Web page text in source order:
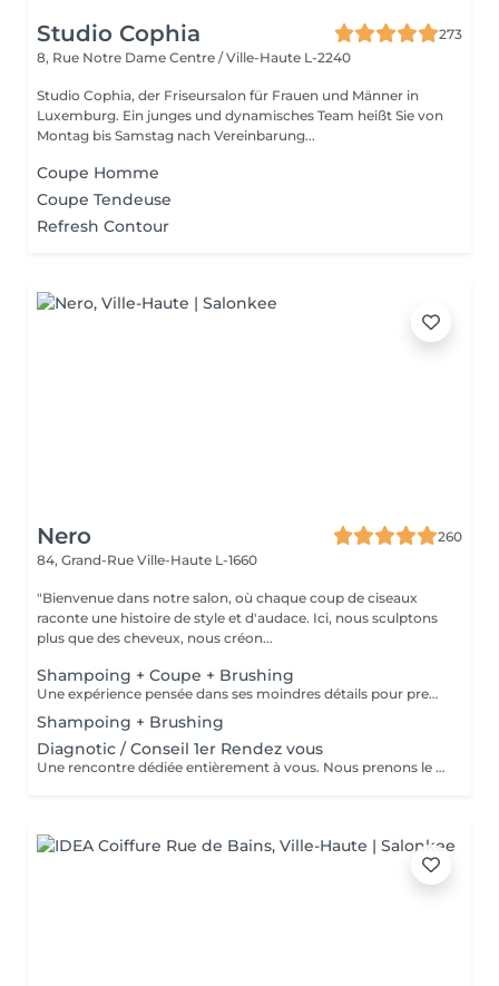
Studio Cophia
273
8, Rue Notre Dame Centre / Ville-Haute L-2240
Studio Cophia, der Friseursalon für Frauen und Männer in
Luxemburg. Ein junges und dynamisches Team heißt Sie von
Montag bis Samstag nach Vereinbarung...
Coupe Homme
Coupe Tendeuse
Refresh Contour
Nero
260
84, Grand-Rue Ville-Haute L-1660
"Bienvenue dans notre salon, où chaque coup de ciseaux
raconte une histoire de style et d'audace. Ici, nous sculptons
plus que des cheveux, nous créon...
Shampoing + Coupe + Brushing
Une expérience pensée dans ses moindres détails pour prendre soin de vous comme il se doit. Nous commençons par un shampoing d'exception, sélectionné avec soin selon la nature et les besoins de votre chevelure, agrémenté d'un massage enveloppant du cuir chevelu pour une détente absolue. Vient ensuite la coupe, précédée d'un diagnostic personnalisé pour cerner vos envies et sublimer votre style. Chaque geste est maîtrisé, chaque détail soigné. Pour finir, un brushing raffiné vient parachever le résultat lisse et soyeux, volumisé ou subtilement ondulé, selon vos désirs. Vous repartez avec une chevelure magnifiée et un éclat qui se remarque.
Shampoing + Brushing
Diagnotic / Conseil 1er Rendez vous
Une rencontre dédiée entièrement à vous. Nous prenons le temps d'analyser votre chevelure, de comprendre vos habitudes et d'échanger sur vos envies pour définir ensemble la routine et le style qui vous correspondent vraiment. Un moment privilégié pour poser les bases d'un suivi sur mesure.